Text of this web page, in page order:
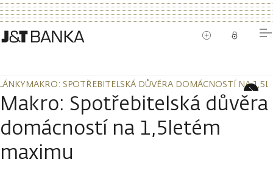
MAKRO: SPOTŘEBITELSKÁ DŮVĚRA DOMÁCNOSTÍ NA
MAKRO: SPOTŘEBITELSKÁ DŮVĚRA DOMÁCNOSTÍ NA
Makro: Spotřebitelská důvěra
domácností na 1,5letém
maximu